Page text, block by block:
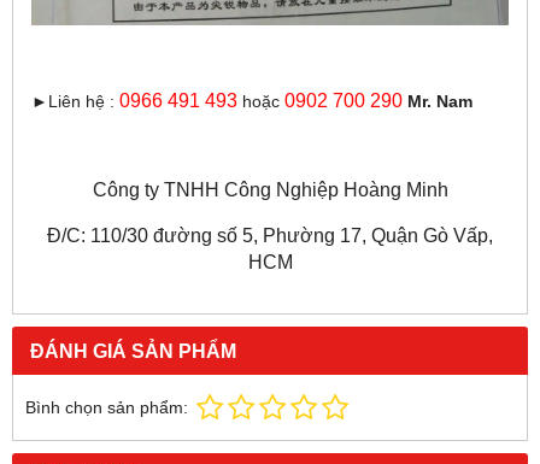
►Liên hệ : 0966 491 493 hoặc 0902 700 290 Mr. Nam
Công ty TNHH Công Nghiệp Hoàng Minh
Đ/C: 110/30 đường số 5, Phường 17, Quận Gò Vấp,
HCM
ĐÁNH GIÁ SẢN PHẨM
Bình chọn sản phẩm: